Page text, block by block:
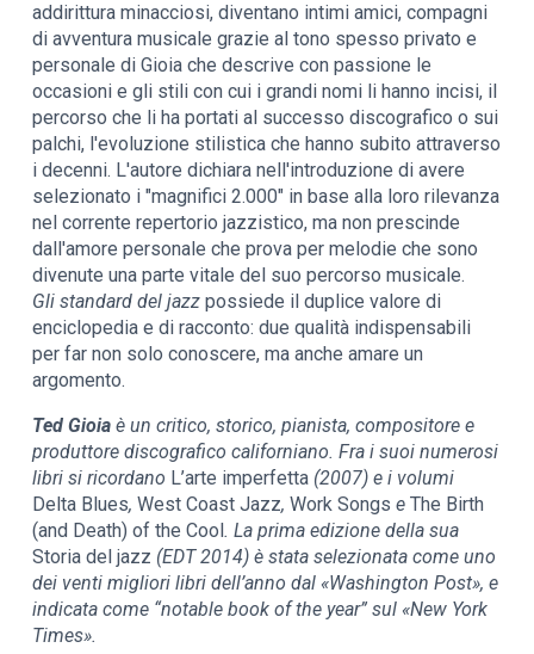
addirittura minacciosi, diventano intimi amici, compagni
di avventura musicale grazie al tono spesso privato e
personale di Gioia che descrive con passione le
occasioni e gli stili con cui i grandi nomi li hanno incisi, il
percorso che li ha portati al successo discografico o sui
palchi, l'evoluzione stilistica che hanno subito attraverso
i decenni. L'autore dichiara nell'introduzione di avere
selezionato i "magnifici 2.000" in base alla loro rilevanza
nel corrente repertorio jazzistico, ma non prescinde
dall'amore personale che prova per melodie che sono
divenute una parte vitale del suo percorso musicale.
Gli standard del jazz possiede il duplice valore di
enciclopedia e di racconto: due qualità indispensabili
per far non solo conoscere, ma anche amare un
argomento.
Ted Gioia è un critico, storico, pianista, compositore e
produttore discografico californiano. Fra i suoi numerosi
libri si ricordano L’arte imperfetta (2007) e i volumi
Delta Blues,West Coast Jazz,Work Songs eThe Birth
(and Death) of the Cool. La prima edizione della sua
Storia del jazz (EDT 2014) è stata selezionata come uno
dei venti migliori libri dell’anno dal «Washington Post», e
indicata come “notable book of the year” sul «New York
Times».